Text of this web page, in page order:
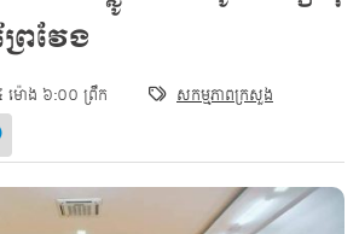
ៃវែង
ម៉ោង ៦:០០ ព្រឹក សកម្មភាពក្រសួង